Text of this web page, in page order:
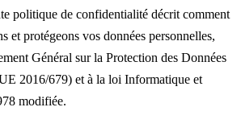
politique de confidentialité décrit comment
et protégeons vos données personnelles,
Général sur la Protection des Données
2016/679) et à la loi Informatique et
modifiée.